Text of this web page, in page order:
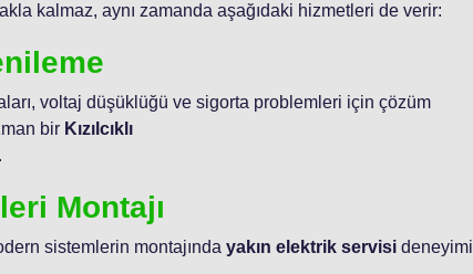
kalmaz, aynı zamanda aşağıdaki hizmetleri de verir:
voltaj düşüklüğü ve sigorta problemleri için çözüm
bir Kızılcıklı
Montajı
sistemlerin montajında yakın elektrik servisi deneyimi